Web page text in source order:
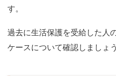
す。
過去に生活保護を受給した人
ケースについて確認しましょう